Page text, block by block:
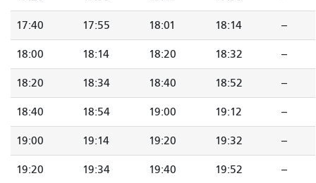
17:40 17:55 18:01 18:14 --
18:00 18:14 18:20 18:32 --
18:20 18:34 18:40 18:52 --
18:40 18:54 19:00 19:12 --
19:00 19:14 19:20 19:32 --
19:20 19:34 19:40 19:52 --